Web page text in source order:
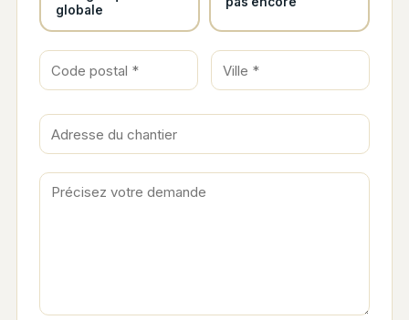
globale